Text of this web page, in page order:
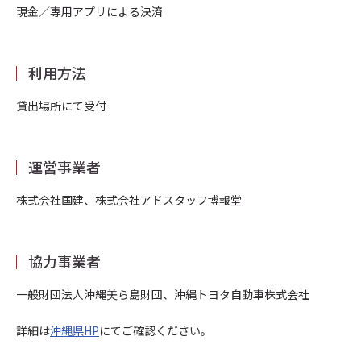
現金／専用アプリによる決済
利用方法
貸出場所にて受付
運営事業者
株式会社国建、株式会社アドスタッフ博報堂
協力事業者
一般財団法人沖縄美ら島財団、沖縄トヨタ自動車株式会社
詳細は沖縄県HPにてご確認ください。